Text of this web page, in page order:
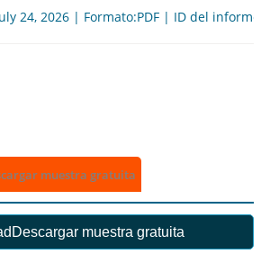
24, 2026 | Formato:PDF | ID del
muestra gratuita
Descargar muestra gratuita